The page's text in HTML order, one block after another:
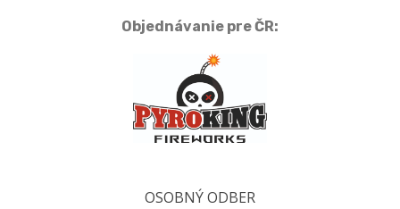
Objednávanie pre ČR:
OSOBNÝ ODBER